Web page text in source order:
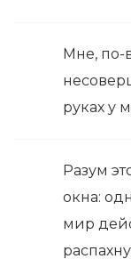
Мне, по-
руках у
Разум
окна:
мир